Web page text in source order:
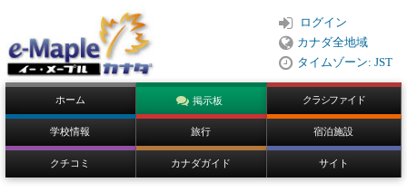
ログイン
カナダ全地域
タイムゾーン: JST
ホーム 掲示板 クラシファイド
学校情報 旅行 宿泊施設
クチコミ カナダガイド サイト